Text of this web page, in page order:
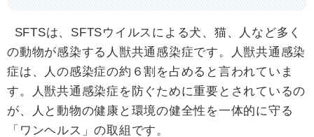
SFTSは、SFTSウイルスによる犬、猫、人など多く
の動物が感染する人獣共通感染症です。人獣共通感染
症は、人の感染症の約６割を占めると言われていま
す。人獣共通感染症を防ぐために重要とされているの
が、人と動物の健康と環境の健全性を一体的に守る
「ワンヘルス」の取組です。​